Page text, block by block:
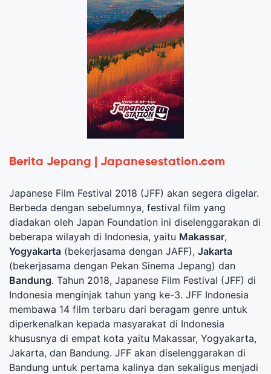
Berita Jepang | Japanesestation.com
Japanese Film Festival 2018 (JFF) akan segera digelar.
Berbeda dengan sebelumnya, festival film yang
diadakan oleh Japan Foundation ini diselenggarakan di
beberapa wilayah di Indonesia, yaitu Makassar,
Yogyakarta (bekerjasama dengan JAFF), Jakarta
(bekerjasama dengan Pekan Sinema Jepang) dan
Bandung. Tahun 2018, Japanese Film Festival (JFF) di
Indonesia menginjak tahun yang ke-3. JFF Indonesia
membawa 14 film terbaru dari beragam genre untuk
diperkenalkan kepada masyarakat di Indonesia
khususnya di empat kota yaitu Makassar, Yogyakarta,
Jakarta, dan Bandung. JFF akan diselenggarakan di
Bandung untuk pertama kalinya dan sekaligus menjadi